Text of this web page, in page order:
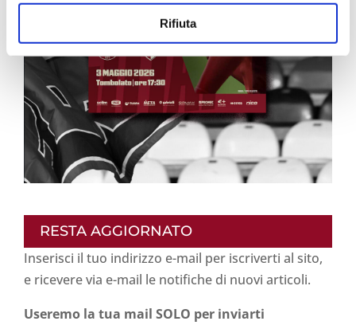
Rifiuta
RESTA AGGIORNATO
Inserisci il tuo indirizzo e-mail per iscriverti al sito,
e ricevere via e-mail le notifiche di nuovi articoli.
Useremo la tua mail SOLO per inviarti